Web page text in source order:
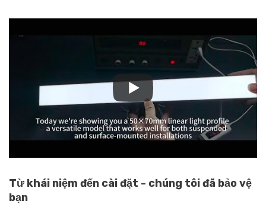
Từ khái niệm đến cài đặt - chúng tôi đã bảo vệ
bạn